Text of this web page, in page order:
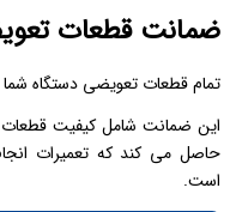
ضمانت قطعات
تمام قطعات تعویضی دستگاه شما تحت
این ضمانت شامل کیفیت
حاصل می ‌کند که تعمیرات
است.